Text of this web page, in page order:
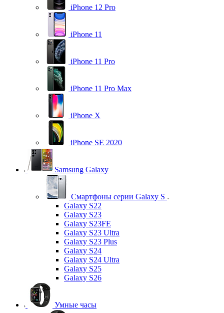
iPhone 12 Pro
iPhone 11
iPhone 11 Pro
iPhone 11 Pro Max
iPhone X
iPhone SE 2020
Samsung Galaxy
Смартфоны серии Galaxy S
Galaxy S22
Galaxy S23
Galaxy S23FE
Galaxy S23 Ultra
Galaxy S23 Plus
Galaxy S24
Galaxy S24 Ultra
Galaxy S25
Galaxy S26
Умные часы